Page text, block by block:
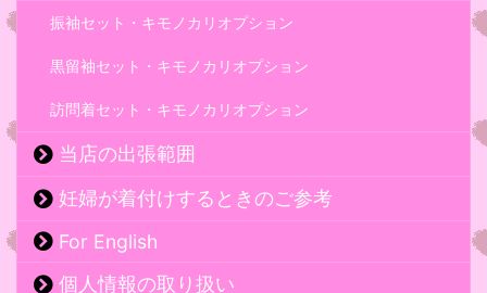
振袖セット・キモノカリオプション
黒留袖セット・キモノカリオプション
訪問着セット・キモノカリオプション
当店の出張範囲
妊婦が着付けするときのご参考
For English
個人情報の取り扱い